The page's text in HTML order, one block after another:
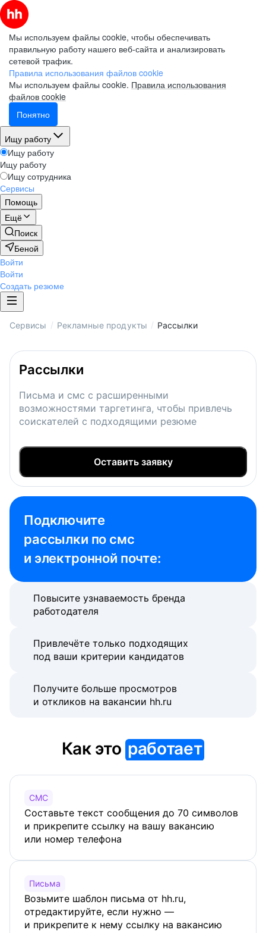
Мы используем файлы cookie, чтобы обеспечивать
правильную работу нашего веб-сайта и анализировать
сетевой трафик.
Правила использования файлов cookie
Мы используем файлы cookie. Правила использования
файлов cookie
Понятно
Ищу работу
Ищу работу
Ищу работу
Ищу сотрудника
Сервисы
Помощь
Ещё
Поиск
Беной
Войти
Войти
Создать резюме
Сервисы / Рекламные продукты / Рассылки
Рассылки
Письма и смс с расширенными
возможностями таргетинга, чтобы привлечь
соискателей с подходящими резюме
Оставить заявку
Подключите
рассылки по смс
и электронной почте:
Повысите узнаваемость бренда
работодателя
Привлечёте только подходящих
под ваши критерии кандидатов
Получите больше просмотров
и откликов на вакансии hh.ru
Как это работает
СМС
Составьте текст сообщения до 70 символов
и прикрепите ссылку на вашу вакансию
или номер телефона
Письма
Возьмите шаблон письма от hh.ru,
отредактируйте, если нужно —
и прикрепите к нему ссылку на вакансию